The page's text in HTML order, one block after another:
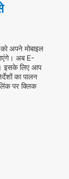
अपने मोबाइल
अब E-
इसके लिए आप
का पालन
पर क्लिक